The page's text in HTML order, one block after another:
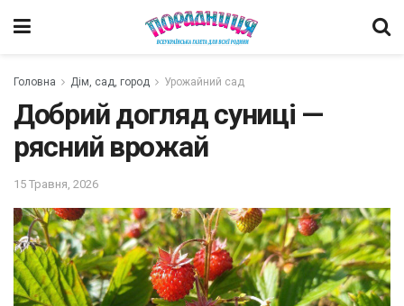
Головна Дім, сад, город Урожайний сад
Добрий догляд суниці —
рясний врожай
15 Травня, 2026